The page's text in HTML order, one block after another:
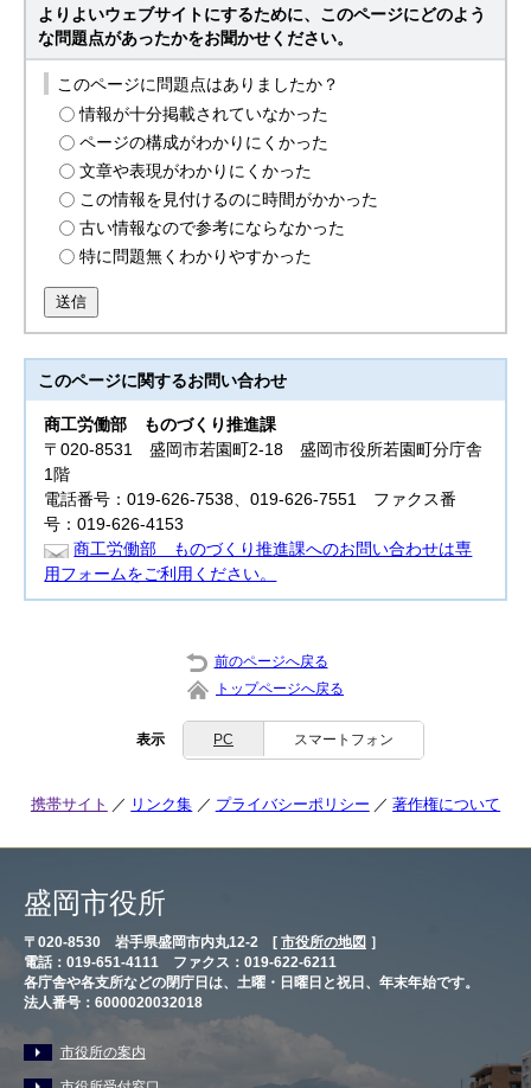
よりよいウェブサイトにするために、このページにどのよう
な問題点があったかをお聞かせください。
このページに問題点はありましたか？
情報が十分掲載されていなかった
ページの構成がわかりにくかった
文章や表現がわかりにくかった
この情報を見付けるのに時間がかかった
古い情報なので参考にならなかった
特に問題無くわかりやすかった
送信
このページに関するお問い合わせ
商工労働部
ものづくり推進課
〒020-8531 盛岡市若園町2-18 盛岡市役所若園町分庁舎
1階
電話番号：019-626-7538、019-626-7551 ファクス番
号：019-626-4153
商工労働部 ものづくり推進課へのお問い合わせは専
用フォームをご利用ください。
前のページへ戻る
トップページへ戻る
表示 PC スマートフォン
携帯サイト リンク集 プライバシーポリシー 著作権について
盛岡市役所
〒020-8530 岩手県盛岡市内丸12-2 [ 市役所の地図 ］
電話：019-651-4111 ファクス：019-622-6211
各庁舎や各支所などの閉庁日は、土曜・日曜日と祝日、年末年始です。
法人番号：6000020032018
市役所の案内